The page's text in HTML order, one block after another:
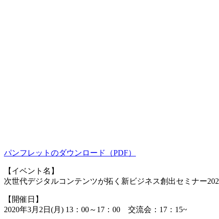
パンフレットのダウンロード（PDF）
【イベント名】
次世代デジタルコンテンツが拓く新ビジネス創出セミナー
【開催日】
2020年3月2日(月) 13：00～17：00 交流会：17：15~